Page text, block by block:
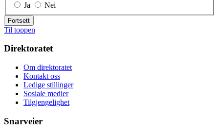
Ja
Nei
Fortsett
Til toppen
Direktoratet
Om direktoratet
Kontakt oss
Ledige stillinger
Sosiale medier
Tilgjengelighet
Snarveier